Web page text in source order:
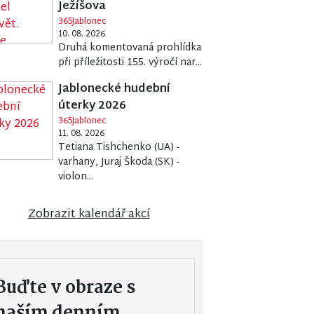
Ježíšova
365Jablonec
10. 08. 2026
Druhá komentovaná prohlídka
při příležitosti 155. výročí nar...
Jablonecké hudební
úterky 2026
365Jablonec
11. 08. 2026
Tetiana Tishchenko (UA) -
varhany, Juraj Škoda (SK) -
violon...
Zobrazit kalendář akcí
v obraze s